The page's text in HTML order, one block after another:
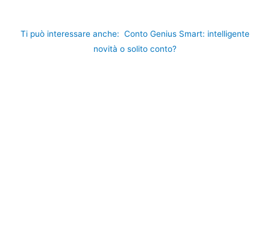
Ti può interessare anche: Conto Genius Smart: intelligente
novità o solito conto?